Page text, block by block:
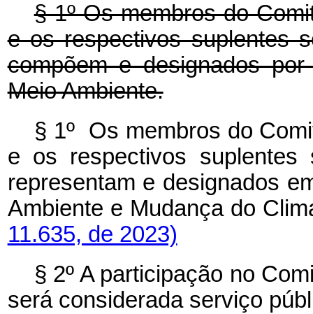
§ 1º Os membros do
e os respectivos suplentes
compõem e designados
Meio Ambiente.
§ 1º Os membros do
e os respectivos suplentes
representam e designados
Ambiente e Mudança do
11.635, de 2023)
§ 2º A participação no
será considerada serviço